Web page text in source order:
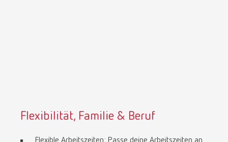
Flexibilität, Familie & Beruf